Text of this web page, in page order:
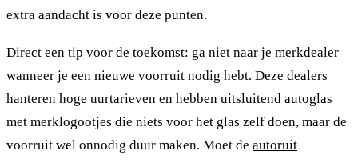
extra aandacht is voor deze punten.
Direct een tip voor de toekomst: ga niet naar je merkdealer
wanneer je een nieuwe voorruit nodig hebt. Deze dealers
hanteren hoge uurtarieven en hebben uitsluitend autoglas
met merklogootjes die niets voor het glas zelf doen, maar de
voorruit wel onnodig duur maken. Moet de autoruit